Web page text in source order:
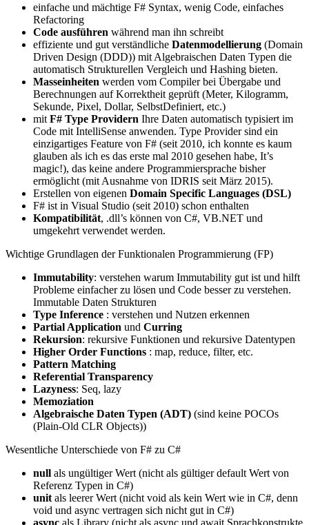
einfache und mächtige F# Syntax, wenig Code, einfaches
Refactoring
Code ausführen während man ihn schreibt
effiziente und gut verständliche Datenmodellierung (Domain
Driven Design (DDD)) mit Algebraischen Daten Typen die
automatisch Strukturellen Vergleich und Hashing bieten.
Masseinheiten werden vom Compiler bei Übergabe und
Berechnungen auf Korrektheit geprüft (Meter, Kilogramm,
Sekunde, Pixel, Dollar, SelbstDefiniert, etc.)
mit F# Type Providern Ihre Daten automatisch typisiert im
Code mit IntelliSense anwenden. Type Provider sind ein
einzigartiges Feature von F# (seit 2010, ich konnte es kaum
glauben als ich es das erste mal 2010 gesehen habe, It’s
magic!), das keine andere Programmiersprache bisher
ermöglicht (mit Ausnahme von IDRIS seit März 2015).
Erstellen von eigenen Domain Specific Languages (DSL)
F# ist in Visual Studio (seit 2010) schon enthalten
Kompatibilität, .dll’s können von C#, VB.NET und
umgekehrt verwendet werden.
Wichtige Grundlagen der Funktionalen Programmierung (FP)
Immutability: verstehen warum Immutability gut ist und hilft
Probleme einfacher zu lösen und Code besser zu verstehen.
Immutable Daten Strukturen
Type Inference : verstehen und Nutzen erkennen
Partial Application und Curring
Rekursion: rekursive Funktionen und rekursive Datentypen
Higher Order Functions : map, reduce, filter, etc.
Pattern Matching
Referential Transparency
Lazyness: Seq, lazy
Memoziation
Algebraische Daten Typen (ADT) (sind keine POCOs
(Plain-Old CLR Objects))
Wesentliche Unterschiede von F# zu C#
null als ungültiger Wert (nicht als gültiger default Wert von
Referenz Typen in C#)
unit als leerer Wert (nicht void als kein Wert wie in C#, denn
void und async vertragen sich nicht gut in C#)
async als Library (nicht als async und await Sprachkonstrukte